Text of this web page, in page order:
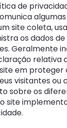
de
site coleta,
os dados de
Geralmente
relativa
em proteger
visitantes ou
sobre os
site